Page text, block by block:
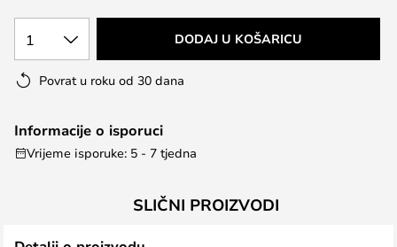
1 DODAJ U KOŠARICU
Povrat u roku od 30 dana
Informacije o isporuci
Vrijeme isporuke: 5 - 7 tjedna
SLIČNI PROIZVODI